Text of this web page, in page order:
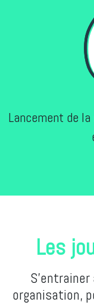
Lancement de
Les
S'entrainer
organisation,